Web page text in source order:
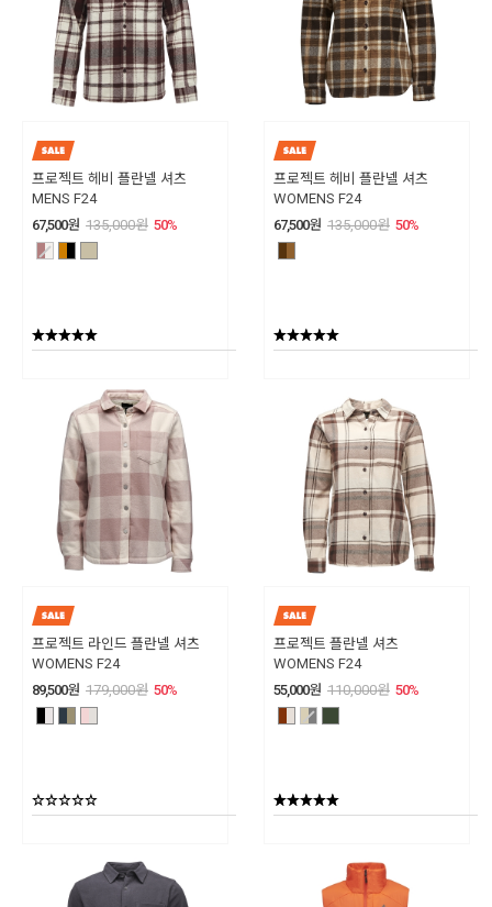
프로젝트 헤비 플란넬 셔츠
MENS F24
67,500원 135,000원 50%
프로젝트 헤비 플란넬 셔츠
WOMENS F24
67,500원 135,000원 50%
프로젝트 라인드 플란넬 셔츠
WOMENS F24
89,500원 179,000원 50%
프로젝트 플란넬 셔츠
WOMENS F24
55,000원 110,000원 50%